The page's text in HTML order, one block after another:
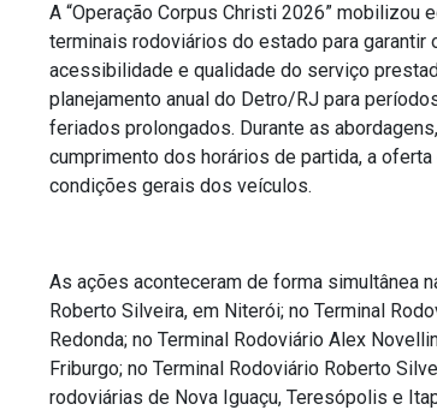
A “Operação Corpus Christi 2026”
terminais rodoviários do estado para garantir
acessibilidade e qualidade do serviço
planejamento anual do Detro/RJ para
feriados prolongados. Durante as
cumprimento dos horários de partida, a
condições gerais dos veículos.
As ações aconteceram de forma simultânea
Roberto Silveira, em Niterói; no Terminal
Redonda; no Terminal Rodoviário Alex
Friburgo; no Terminal Rodoviário Roberto
rodoviárias de Nova Iguaçu, Teresópolis e